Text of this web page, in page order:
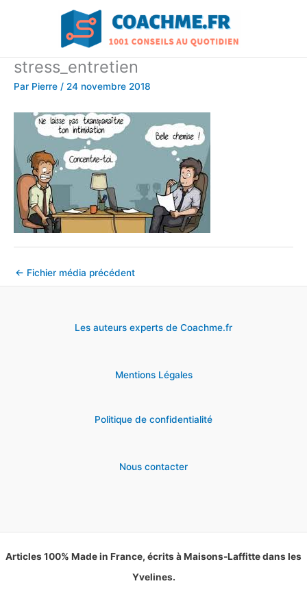
stress_entretien
Par Pierre / 24 novembre 2018
← Fichier média précédent
Les auteurs experts de Coachme.fr
Mentions Légales
Politique de confidentialité
Nous contacter
Articles 100% Made in France, écrits à Maisons-Laffitte dans les
Yvelines.